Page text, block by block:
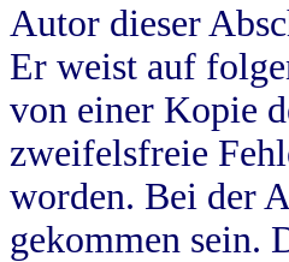
Autor dieser
Er weist auf
von einer Kopie
zweifelsfreie
worden. Bei der
gekommen sein.